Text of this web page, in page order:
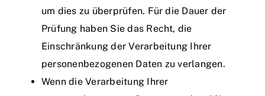
um dies zu überprüfen. Für die Dauer der
Prüfung haben Sie das Recht, die
Einschränkung der Verarbeitung Ihrer
personenbezogenen Daten zu verlangen.
Wenn die Verarbeitung Ihrer